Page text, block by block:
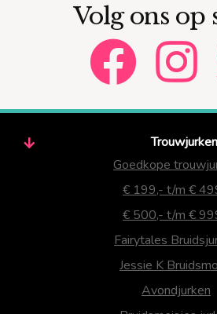
Volg ons op
Trouwjurken
Goedkope
€ 199,- t/m €
€ 500,- t/m €
Fairytales
Jessie K
Avondjurken